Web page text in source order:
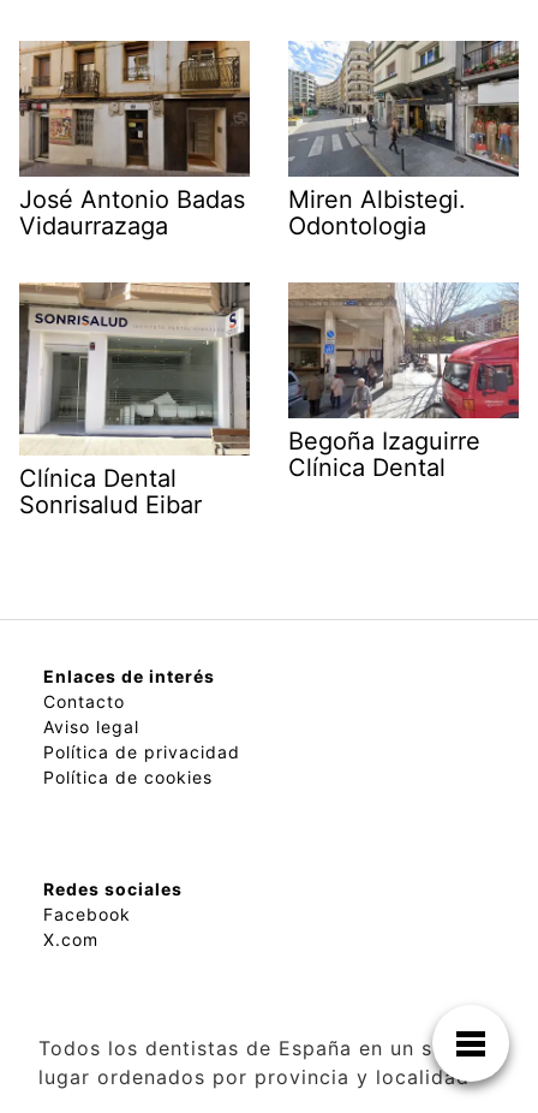
José Antonio Badas
Vidaurrazaga
Miren Albistegi.
Odontologia
Clínica Dental
Sonrisalud Eibar
Begoña Izaguirre
Clínica Dental
Enlaces de interés
Contacto
Aviso legal
Política de privacidad
Política de cookies
Redes sociales
Facebook
X.com
Todos los dentistas de España en un solo
lugar ordenados por provincia y localidad